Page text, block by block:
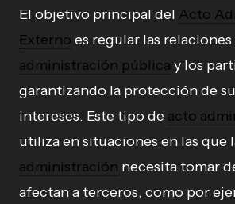
El objetivo principal del Acto
Externo es regular las
administración pública y los
garantizando la protección de
intereses. Este tipo de acto
utiliza en situaciones en las que
administración necesita tomar
afectan a terceros, como por